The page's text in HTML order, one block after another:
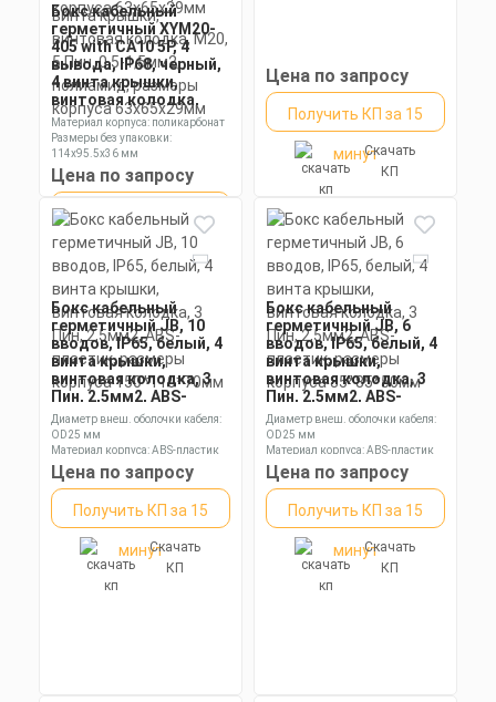
Бокс кабельный
герметичный XYM20-
405 with CA10 5P, 4
вывода, IP68, черный,
4 винта крышки,
винтовая колодка,
М20, 5 Пин, 0,5-1,5мм2,
полиамид, размеры
корпуса 63х65х29мм
Материал корпуса: поликарбонат
Размеры без упаковки:
114х95.5х36 мм
Степень пылевлагозащиты: IP68
Цена по запросу
Получить КП за 15
минутСкачать
КП
Цена по запросу
Получить КП за 15
минутСкачать
КП
Бокс кабельный
герметичный JB, 10
вводов, IP65, белый, 4
винта крышки,
винтовая колодка, 3
Пин, 2,5мм2, ABS-
пластик, размеры
корпуса 150*110*70мм
Диаметр внеш. оболочки кабеля:
OD25 мм
Материал корпуса: ABS-пластик
Размеры без упаковки: 50*50 мм
Цена по запросу
Получить КП за 15
минутСкачать
КП
Бокс кабельный
герметичный JB, 6
вводов, IP65, белый, 4
винта крышки,
винтовая колодка, 3
Пин, 2,5мм2, ABS-
пластик, размеры
корпуса 85*85*50мм
Диаметр внеш. оболочки кабеля:
OD25 мм
Материал корпуса: ABS-пластик
Размеры без упаковки:
100х100х70 мм
Цена по запросу
Получить КП за 15
минутСкачать
КП